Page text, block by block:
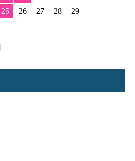
25 26 27 28
29